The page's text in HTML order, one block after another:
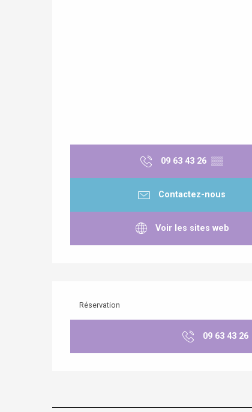
09 63 43 26 ▒▒
Contactez-nous
Voir les sites web
Réservation
09 63 43 26